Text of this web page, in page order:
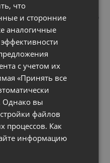
ниже, обратитесь
службы
Можно также
плана и
платную
настоятельно
к нашим
дней до
периода. Это
изменения и
POLISH
RUSSIAN
PORTUGUESE
ITALIAN
что
и сторонние
аналогичные
с учетом их
«Принять все
Однако вы
файлов
процессов. Как
информацию